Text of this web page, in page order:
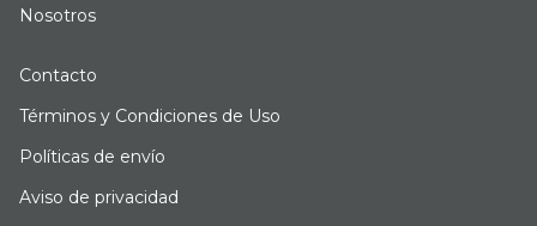
Nosotros
Contacto
Términos y Condiciones de Uso
Políticas de envío
Aviso de privacidad